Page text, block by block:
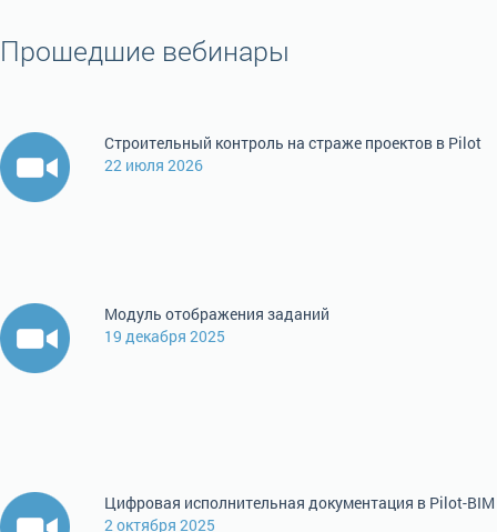
Прошедшие вебинары
Строительный контроль на страже проектов в Pilot
22 июля 2026
Модуль отображения заданий
19 декабря 2025
Цифровая исполнительная документация в Pilot-BIM
2 октября 2025